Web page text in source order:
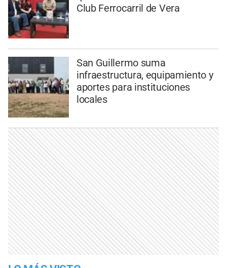
Club Ferrocarril de Vera
San Guillermo suma
infraestructura, equipamiento y
aportes para instituciones
locales